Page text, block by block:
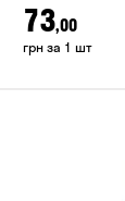
73,00
грн за 1 шт